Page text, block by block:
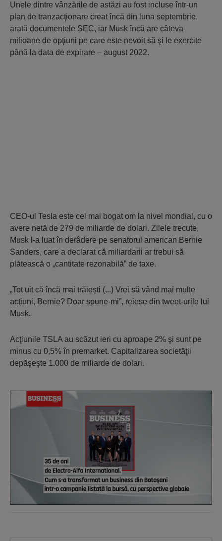
Unele dintre vânzările de astăzi au fost incluse într-un
plan de tranzacţionare creat încă din luna septembrie,
arată documentele SEC, iar Musk încă are câteva
milioane de opţiuni pe care este nevoit să şi le exercite
până la data de expirare – august 2022.
CEO-ul Tesla este cel mai bogat om la nivel mondial, cu o
avere netă de 279 de miliarde de dolari. Zilele trecute,
Musk l-a luat în derâdere pe senatorul american Bernie
Sanders, care a declarat că miliardarii ar trebui să
plătească o „cantitate rezonabilă” de taxe.
„Tot uit că încă mai trăieşti (...) Vrei să vând mai multe
acţiuni, Bernie? Doar spune-mi”, reiese din tweet-urile lui
Musk.
Acţiunile TSLA au scăzut ieri cu aproape 2% şi sunt pe
minus cu 0,5% în premarket. Capitalizarea societăţii
depăşeşte 1.000 de miliarde de dolari.